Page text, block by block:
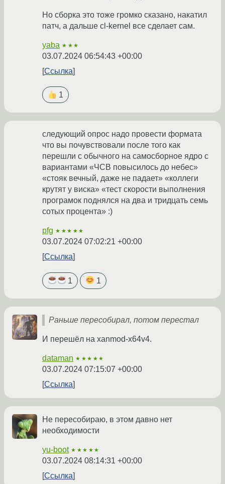
Но сборка это тоже громко сказано, накатил
патч, а дальше cl-kernel все сделает сам.
yaba ★★★
03.07.2024 06:54:43 +00:00
Ссылка
1
следующий опрос надо провести формата
что вы почувствовали после того как
перешли с обычного на самосборное ядро с
вариантами «ЧСВ повысилось до небес»
«стояк вечный, даже не падает» «коллеги
крутят у виска» «тест скорости выполнения
програмок поднялся на два и тридцать семь
сотых процента» :)
pfg ★★★★★
03.07.2024 07:02:21 +00:00
Ссылка
1 1
Раньше пересобирал, потом перестал
И перешёл на xanmod-x64v4.
dataman ★★★★★
03.07.2024 07:15:07 +00:00
Ссылка
Не пересобираю, в этом давно нет
необходимости
yu-boot ★★★★★
03.07.2024 08:14:31 +00:00
Ссылка